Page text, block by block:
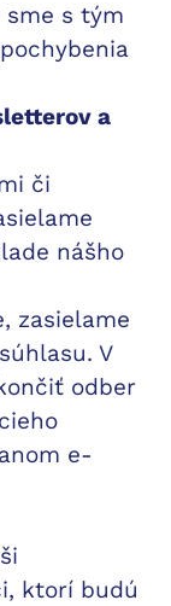
sme s tým
a
či
nášho
zasielame
V
odber
e-
ktorí budú